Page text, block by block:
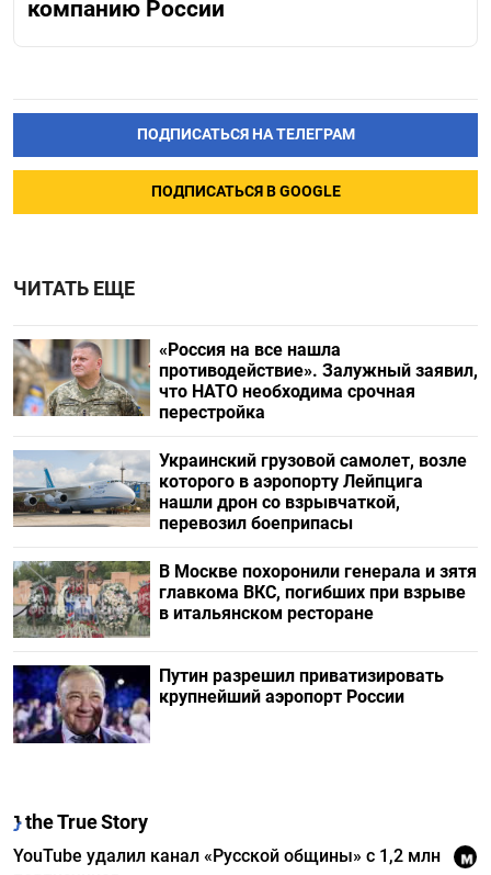
компанию России
ПОДПИСАТЬСЯ НА ТЕЛЕГРАМ
ПОДПИСАТЬСЯ В GOOGLE
ЧИТАТЬ ЕЩЕ
«Россия на все нашла
противодействие». Залужный заявил,
что НАТО необходима срочная
перестройка
Украинский грузовой самолет, возле
которого в аэропорту Лейпцига
нашли дрон со взрывчаткой,
перевозил боеприпасы
В Москве похоронили генерала и зятя
главкома ВКС, погибших при взрыве
в итальянском ресторане
Путин разрешил приватизировать
крупнейший аэропорт России